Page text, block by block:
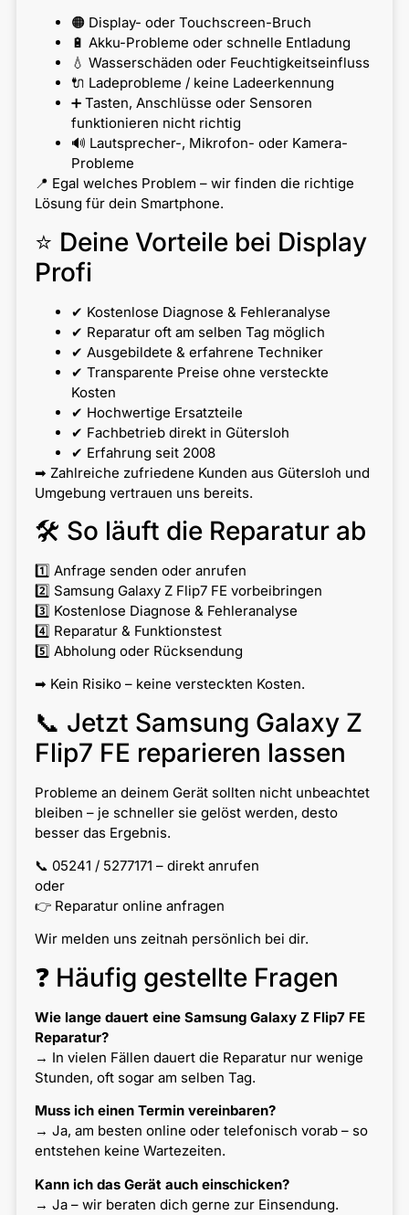
🟠 Display- oder Touchscreen-Bruch
🔋 Akku-Probleme oder schnelle Entladung
💧 Wasserschäden oder Feuchtigkeitseinfluss
🔌 Ladeprobleme / keine Ladeerkennung
➕ Tasten, Anschlüsse oder Sensoren
funktionieren nicht richtig
🔊 Lautsprecher-, Mikrofon- oder Kamera-
Probleme
📍 Egal welches Problem – wir finden die richtige
Lösung für dein Smartphone.
⭐ Deine Vorteile bei Display
Profi
✔ Kostenlose Diagnose & Fehleranalyse
✔ Reparatur oft am selben Tag möglich
✔ Ausgebildete & erfahrene Techniker
✔ Transparente Preise ohne versteckte
Kosten
✔ Hochwertige Ersatzteile
✔ Fachbetrieb direkt in Gütersloh
✔ Erfahrung seit 2008
➡ Zahlreiche zufriedene Kunden aus Gütersloh und
Umgebung vertrauen uns bereits.
🛠 So läuft die Reparatur ab
1️⃣ Anfrage senden oder anrufen
2️⃣ Samsung Galaxy Z Flip7 FE vorbeibringen
3️⃣ Kostenlose Diagnose & Fehleranalyse
4️⃣ Reparatur & Funktionstest
5️⃣ Abholung oder Rücksendung
➡ Kein Risiko – keine versteckten Kosten.
📞 Jetzt Samsung Galaxy Z
Flip7 FE reparieren lassen
Probleme an deinem Gerät sollten nicht unbeachtet
bleiben – je schneller sie gelöst werden, desto
besser das Ergebnis.
📞 05241 / 5277171 – direkt anrufen
oder
👉 Reparatur online anfragen
Wir melden uns zeitnah persönlich bei dir.
❓ Häufig gestellte Fragen
Wie lange dauert eine Samsung Galaxy Z Flip7 FE
Reparatur?
→ In vielen Fällen dauert die Reparatur nur wenige
Stunden, oft sogar am selben Tag.
Muss ich einen Termin vereinbaren?
→ Ja, am besten online oder telefonisch vorab – so
entstehen keine Wartezeiten.
Kann ich das Gerät auch einschicken?
→ Ja – wir beraten dich gerne zur Einsendung.